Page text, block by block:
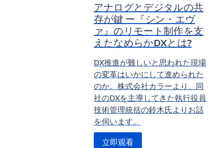
アナログとデジタルの共
存が鍵 ー『シン・エヴ
ァ』のリモート制作を支
えたなめらかDXとは?
DX推進が難しいと思われた現場
の変革はいかにして進められた
のか。株式会社カラーより、同
社のDXを主導してきた執行役員
技術管理統括の鈴木氏よりお話
を伺います。
立即观看